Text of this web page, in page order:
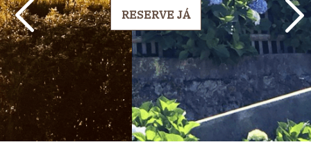
RESERVE JÁ